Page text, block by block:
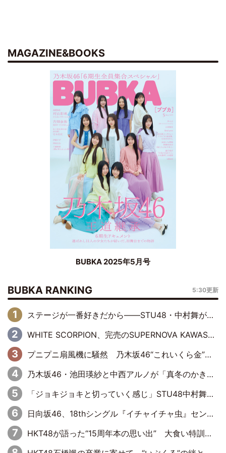
MAGAZINE&BOOKS
BUBKA 2025年5月号
BUBKA RANKING 5:30更新
ステージが一番好きだから――STU48・中村舞が描く“これからの私”
WHITE SCORPION、完売のSUPERNOVA KAWASAKIで沸いた“着席型LIVE” 『BASE Live #16』昼公演リポート
プニプニ扇風機に騒然 乃木坂46“これいくら金”延長中は今回もわちゃわちゃ全開
乃木坂46・池田瑛紗と中西アルノが「真冬のかき氷」騒動で火花散らす！ 因縁の裏にあるのは、逆境をともに“凌”ぐ似た者同士の絆
「ジョキジョキと切っていく感じ」STU48中村舞、新しい挑戦は自らの手で
日向坂46、18thシングル『イチャイチャ虫』センターは正源司陽子に決定& 佐藤優羽や平岡海月など、“ひなた坂46”からの選抜入りも注目！
HKT48が語った“15周年本の思い出” 大食い特訓・守護霊企画・制服グラビア…盛りだくさんの裏話